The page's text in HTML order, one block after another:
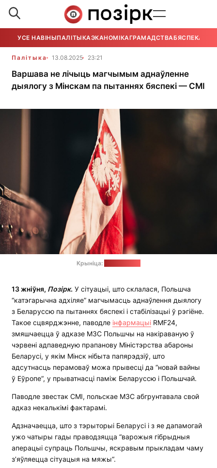
УСЕ НАВІНЫПАЛІТЫКАЭКАНОМІКАГРАМАДСТВАБЯСПЕКА
Палітыка 13.08.2025 23:21
Варшава не лічыць магчымым аднаўленне
дыялогу з Мінскам па пытаннях бяспекі — СМІ
Крыніца:
13 жніўня, Позірк. У сітуацыі, што склалася, Польшча
“катэгарычна адхіляе” магчымасць аднаўлення дыялогу
з Беларуссю па пытаннях бяспекі і стабілізацыі ў рэгіёне.
Такое сцвярджэнне, паводле інфармацыі RMF24,
змяшчаецца ў адказе МЗС Польшчы на накіраваную ў
чэрвені адпаведную прапанову Міністэрства абароны
Беларусі, у якім Мінск нібыта папярэдзіў, што
адсутнасць перамоваў можа прывесці да “новай вайны
ў Еўропе“, у прыватнасці паміж Беларуссю і Польшчай.
Паводле звестак СМІ, польскае МЗС абгрунтавала свой
адказ некалькімі фактарамі.
Адзначаецца, што з тэрыторыі Беларусі і з яе дапамогай
ужо чатыры гады праводзяцца “варожыя гібрыдныя
аперацыі супраць Польшчы, яскравым прыкладам чаму
з’яўляецца сітуацыя на мяжы“.